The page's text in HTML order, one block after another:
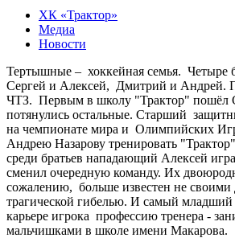
ХК «Трактор»
Медиа
Новости
Тертышные – хоккейная семья. Четыре
Сергей и Алексей, Дмитрий и Андрей.
ЧТЗ. Первым в школу "Трактор" пошёл
потянулись остальные. Старший
на чемпионате мира и Олимпийских
Андрею Назарову тренировать
среди братьев нападающий Алексей
сменил очередную команду. Их
сожалению, больше известен не своими
трагической гибелью. И самый
карьере игрока профессию тренера -
мальчишками в школе имени